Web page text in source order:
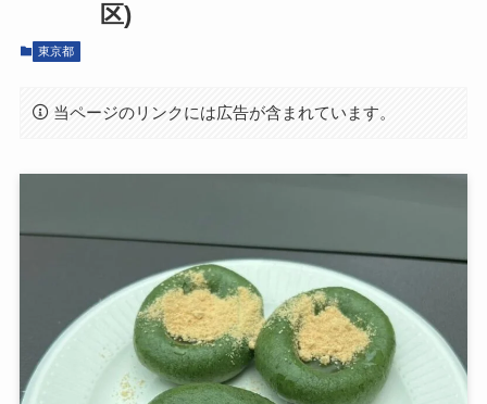
区)
東京都
当ページのリンクには広告が含まれています。